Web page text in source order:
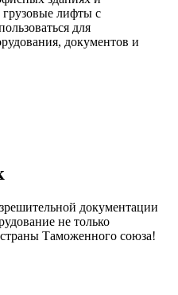
лифты с
для
документов и
документации
не только
Таможенного союза!